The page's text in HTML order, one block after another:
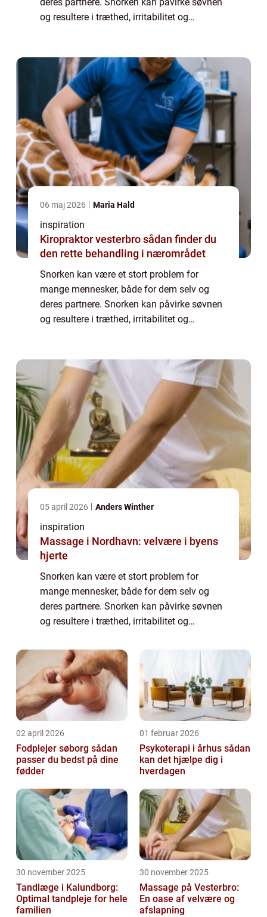
og resultere i træthed, irritabilitet og
på pro...
06 maj 2026 Maria Hald
inspiration
Kiropraktor vesterbro sådan finder du
den rette behandling i nærområdet
Snorken kan være et stort problem for
mange mennesker, både for dem selv og
deres partnere. Snorken kan påvirke søvnen
og resultere i træthed, irritabilitet og
på pro...
05 april 2026 Anders Winther
inspiration
Massage i Nordhavn: velvære i byens
hjerte
Snorken kan være et stort problem for
mange mennesker, både for dem selv og
deres partnere. Snorken kan påvirke søvnen
og resultere i træthed, irritabilitet og
snorkeskinne kan være en effektiv løsning
på pro...
02 april 2026
Fodplejer søborg sådan
passer du bedst på dine
fødder
01 februar 2026
Psykoterapi i århus sådan
kan det hjælpe dig i
hverdagen
30 november 2025
Tandlæge i Kalundborg:
Optimal tandpleje for hele
familien
30 november 2025
Massage på Vesterbro:
En oase af velvære og
afslapning